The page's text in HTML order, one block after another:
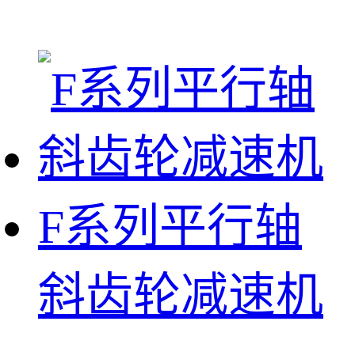
F系列平行轴
斜齿轮减速机